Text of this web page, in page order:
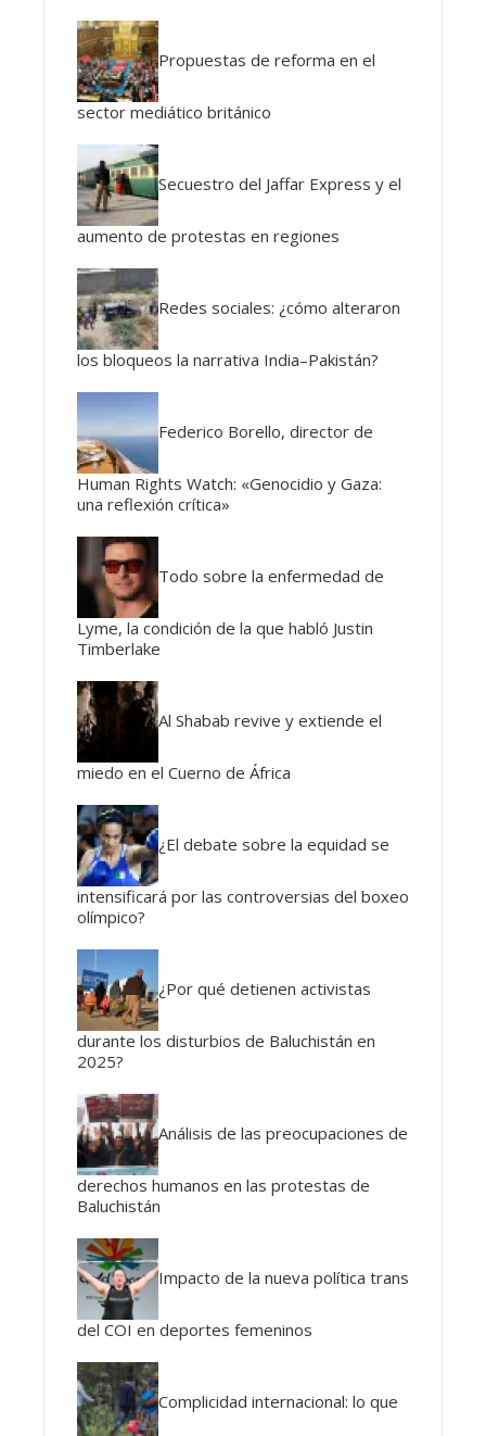
Propuestas de reforma en el
sector mediático británico
Secuestro del Jaffar Express y el
aumento de protestas en regiones
Redes sociales: ¿cómo alteraron
los bloqueos la narrativa India–Pakistán?
Federico Borello, director de
Human Rights Watch: «Genocidio y Gaza:
una reflexión crítica»
Todo sobre la enfermedad de
Lyme, la condición de la que habló Justin
Timberlake
Al Shabab revive y extiende el
miedo en el Cuerno de África
¿El debate sobre la equidad se
intensificará por las controversias del boxeo
olímpico?
¿Por qué detienen activistas
durante los disturbios de Baluchistán en
2025?
Análisis de las preocupaciones de
derechos humanos en las protestas de
Baluchistán
Impacto de la nueva política trans
del COI en deportes femeninos
Complicidad internacional: lo que